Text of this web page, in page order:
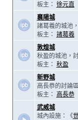
板主： 徐元直
襄陽城
諸葛羲的城池
板主： 諸葛羲
敦煌城
秋盈的城池，
板主： 秋盈
新野城
高長恭的討論
板主：
高長恭
武威城
城內設施：《